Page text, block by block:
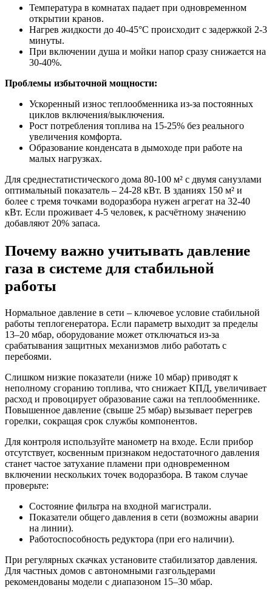
Температура в комнатах падает при одновременном
открытии кранов.
Нагрев жидкости до 40-45°C происходит с задержкой 2-3
минуты.
При включении душа и мойки напор сразу снижается на
30-40%.
Проблемы избыточной мощности:
Ускоренный износ теплообменника из-за постоянных
циклов включения/выключения.
Рост потребления топлива на 15-25% без реального
увеличения комфорта.
Образование конденсата в дымоходе при работе на
малых нагрузках.
Для среднестатистического дома 80-100 м² с двумя санузлами
оптимальный показатель – 24-28 кВт. В зданиях 150 м² и
более с тремя точками водоразбора нужен агрегат на 32-40
кВт. Если проживает 4-5 человек, к расчётному значению
добавляют 20% запаса.
Почему важно учитывать давление
газа в системе для стабильной
работы
Нормальное давление в сети – ключевое условие стабильной
работы теплогенератора. Если параметр выходит за пределы
13–20 мбар, оборудование может отключаться из-за
срабатывания защитных механизмов либо работать с
перебоями.
Слишком низкие показатели (ниже 10 мбар) приводят к
неполному сгоранию топлива, что снижает КПД, увеличивает
расход и провоцирует образование сажи на теплообменнике.
Повышенное давление (свыше 25 мбар) вызывает перегрев
горелки, сокращая срок службы компонентов.
Для контроля используйте манометр на входе. Если прибор
отсутствует, косвенным признаком недостаточного давления
станет частое затухание пламени при одновременном
включении нескольких точек водоразбора. В таком случае
проверьте:
Состояние фильтра на входной магистрали.
Показатели общего давления в сети (возможны аварии
на линии).
Работоспособность редуктора (при его наличии).
При регулярных скачках установите стабилизатор давления.
Для частных домов с автономными газгольдерами
рекомендованы модели с диапазоном 15–30 мбар.